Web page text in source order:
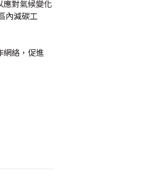
應對氣候變化
內減碳工
網絡，促進